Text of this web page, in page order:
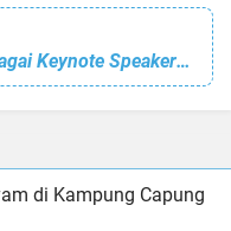
Kepala BP Batam Diundang sebagai Keynote Speaker di FGD Tim Percepatan Pembangunan Tanjungpinang
di Kampung Capung